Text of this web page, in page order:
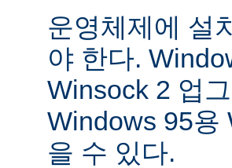
운영체제에 설
야 한다.
Winsock 2 업
Windows 95
을 수 있다.